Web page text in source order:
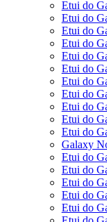
Etui do
Etui do
Etui do
Etui do
Etui do
Etui do
Etui do
Etui do
Etui do
Etui do
Etui do
Galaxy
Etui do
Etui do
Etui do
Etui do
Etui do